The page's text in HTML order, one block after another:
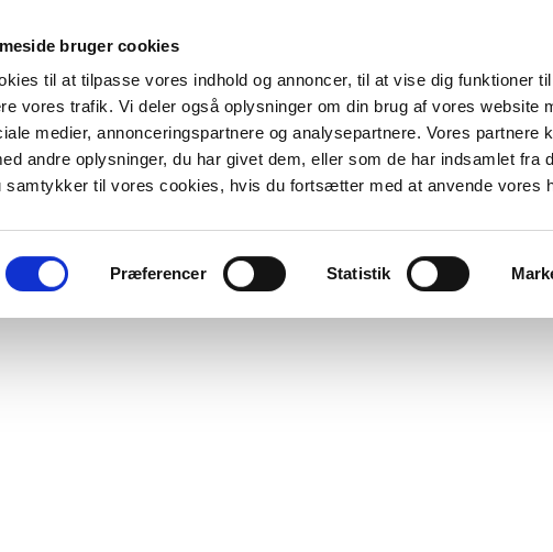
bruger cookies
til at tilpasse vores indhold og annoncer, til at vise dig funktioner
vores trafik. Vi deler også oplysninger om din brug af vores website
medier, annonceringspartnere og analysepartnere. Vores partnere
andre oplysninger, du har givet dem, eller som de har indsamlet fra
samtykker til vores cookies, hvis du fortsætter med at anvende vores
Præferencer Statistik